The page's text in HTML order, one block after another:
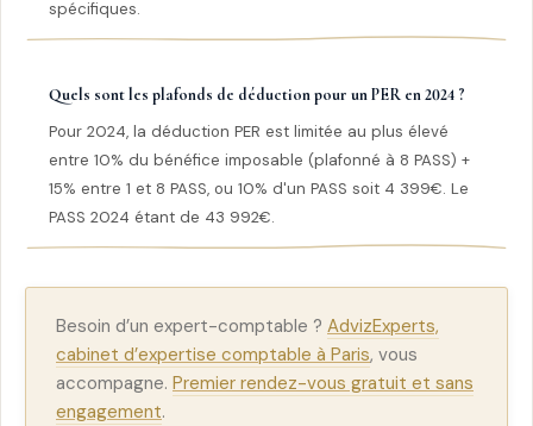
spécifiques.
Quels sont les plafonds de déduction pour un PER en 2024 ?
Pour 2024, la déduction PER est limitée au plus élevé
entre 10% du bénéfice imposable (plafonné à 8 PASS) +
15% entre 1 et 8 PASS, ou 10% d'un PASS soit 4 399€. Le
PASS 2024 étant de 43 992€.
Besoin d’un expert-comptable ? AdvizExperts,
cabinet d’expertise comptable à Paris, vous
accompagne. Premier rendez-vous gratuit et sans
engagement.